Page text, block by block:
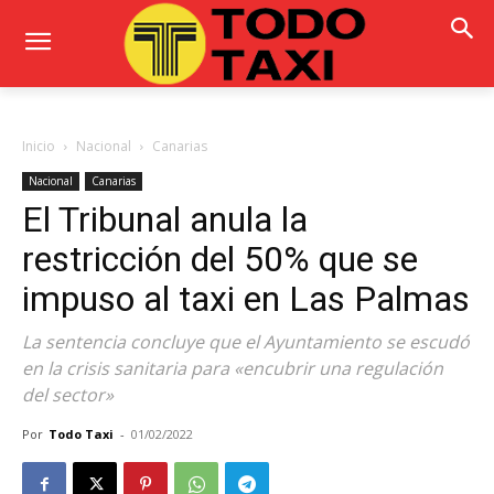
Inicio Nacional Canarias
Nacional Canarias
El Tribunal anula la
restricción del 50% que se
impuso al taxi en Las Palmas
La sentencia concluye que el Ayuntamiento se escudó
en la crisis sanitaria para «encubrir una regulación
del sector»
Por Todo Taxi - 01/02/2022